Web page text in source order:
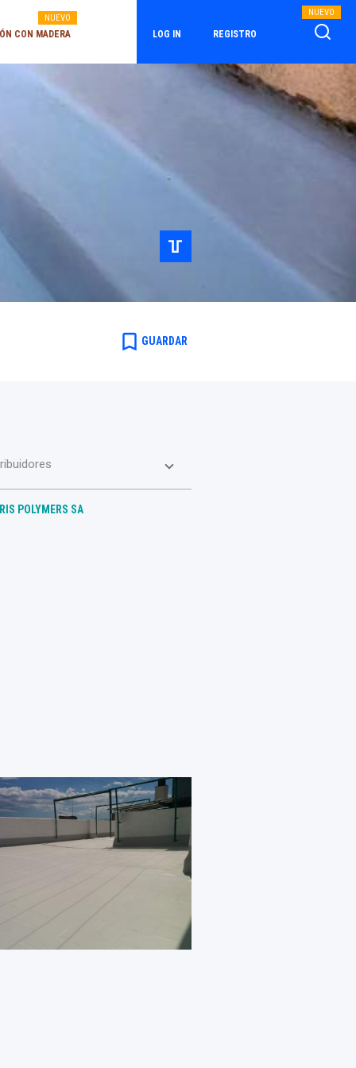
CON MADERA
NUEVO
LOG IN REGISTRO
NUEVO
bookmark_border GUARDAR
POLYMERS SA